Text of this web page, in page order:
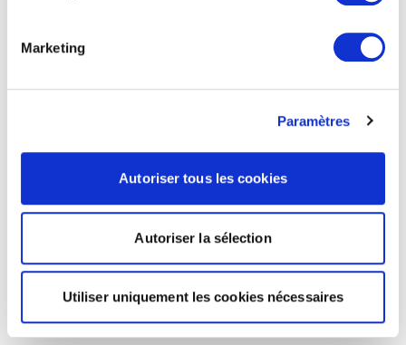
Marketing
Paramètres
Autoriser tous les cookies
Autoriser la sélection
Utiliser uniquement les cookies nécessaires